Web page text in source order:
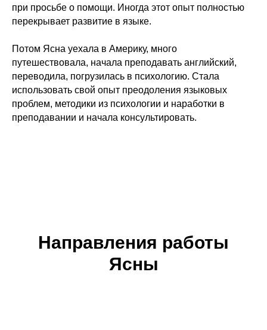
при просьбе о помощи. Иногда этот опыт полностью
перекрывает развитие в языке.
Потом Ясна уехала в Америку, много
путешествовала, начала преподавать английский,
переводила, погрузилась в психологию. Стала
использовать свой опыт преодоления языковых
проблем, методики из психологии и наработки в
преподавании и начала консультировать.
Направления работы
Ясны